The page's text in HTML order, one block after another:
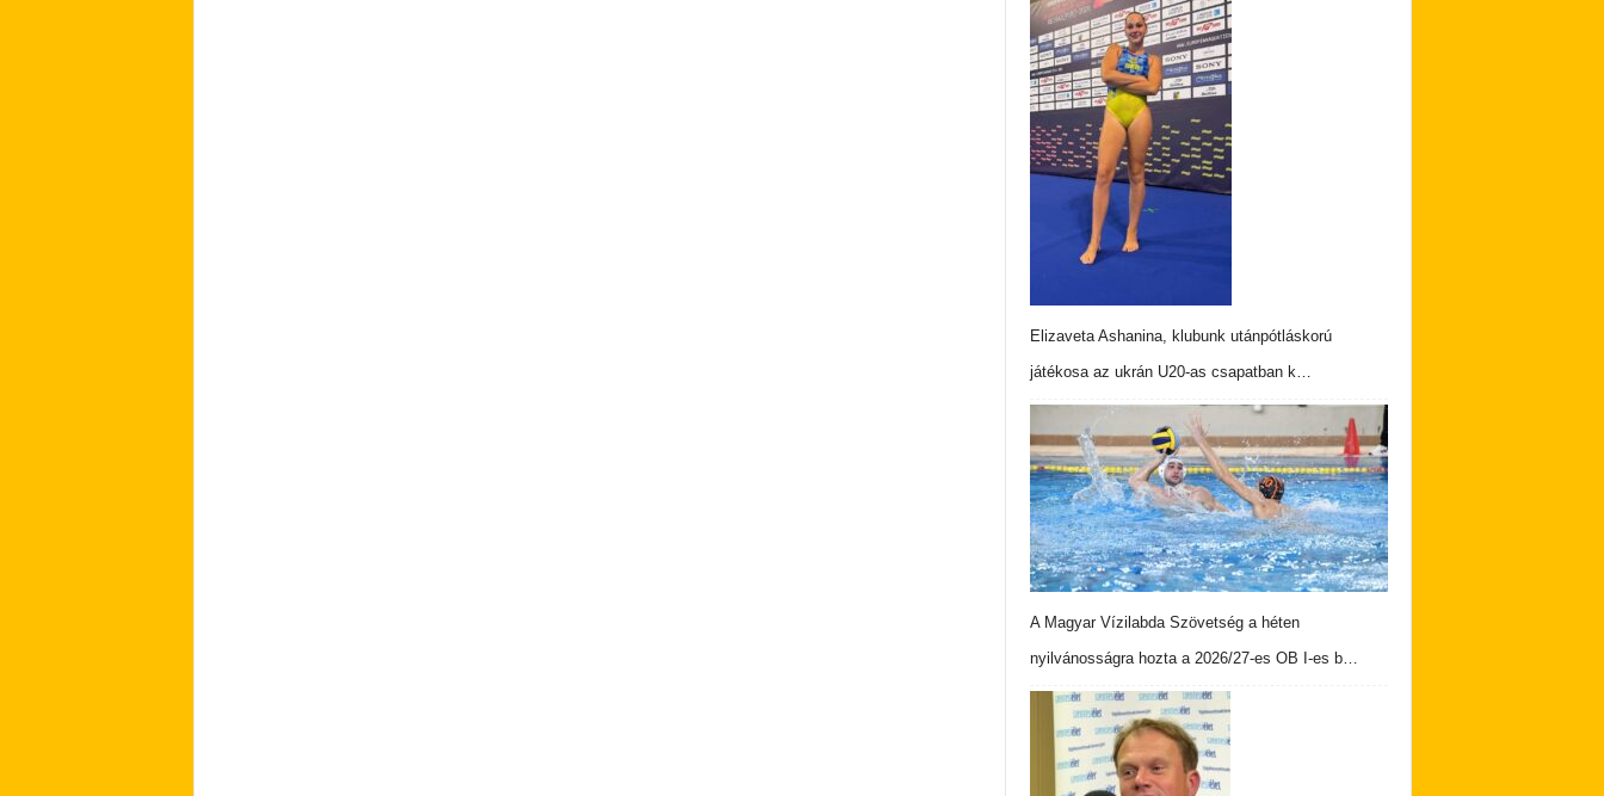
Elizaveta Ashanina, klubunk utánpótláskorú
játékosa az ukrán U20-as csapatban k…
A Magyar Vízilabda Szövetség a héten
nyilvánosságra hozta a 2026/27-es OB I-es b…